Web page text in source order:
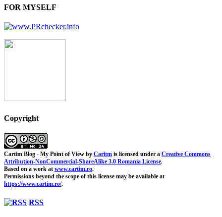
FOR MYSELF
Copyright
Cartim Blog - My Point of View by Caritm is licensed under a Creative Commons
Attribution-NonCommercial-ShareAlike 3.0 Romania License.
Based on a work at www.cartim.ro.
Permissions beyond the scope of this license may be available at
https://www.cartim.ro/.
RSS